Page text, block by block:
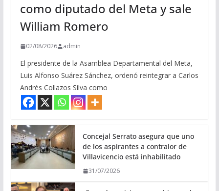
como diputado del Meta y sale
William Romero
02/08/2026 admin
El presidente de la Asamblea Departamental del Meta,
Luis Alfonso Suárez Sánchez, ordenó reintegrar a Carlos
Andrés Collazos Silva como
Concejal Serrato asegura que uno
de los aspirantes a contralor de
Villavicencio está inhabilitado
31/07/2026